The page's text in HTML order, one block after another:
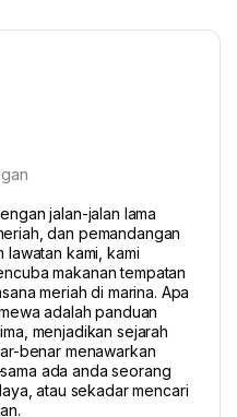
jalan-jalan lama
dan pemandangan
lawatan kami, kami
makanan tempatan
meriah di marina. Apa
adalah panduan
menjadikan sejarah
benar menawarkan
ada anda seorang
atau sekadar mencari